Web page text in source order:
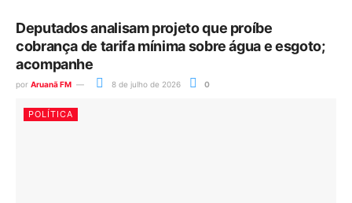
Deputados analisam projeto que proíbe
cobrança de tarifa mínima sobre água e esgoto;
acompanhe
por Aruanã FM 8 de julho de 2026 0
POLÍTICA